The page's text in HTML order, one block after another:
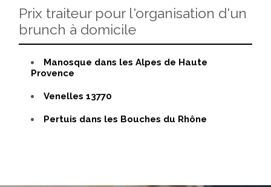
Prix traiteur pour l'organisation d'un
brunch à domicile
Manosque dans les Alpes de Haute
Provence
Venelles 13770
Pertuis dans les Bouches du Rhône